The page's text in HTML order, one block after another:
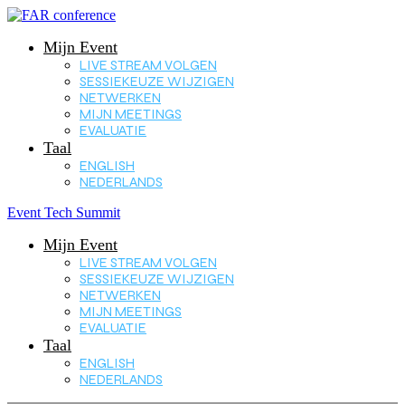
Mijn Event
LIVE STREAM VOLGEN
SESSIEKEUZE WIJZIGEN
NETWERKEN
MIJN MEETINGS
EVALUATIE
Taal
ENGLISH
NEDERLANDS
Event Tech Summit
Mijn Event
LIVE STREAM VOLGEN
SESSIEKEUZE WIJZIGEN
NETWERKEN
MIJN MEETINGS
EVALUATIE
Taal
ENGLISH
NEDERLANDS